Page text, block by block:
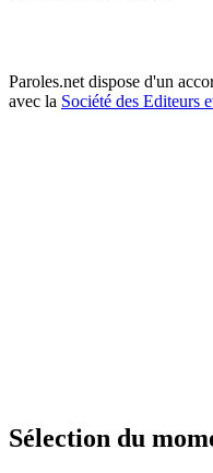
Paroles.net dispose d'un
avec la Société des Editeurs
Sélection du